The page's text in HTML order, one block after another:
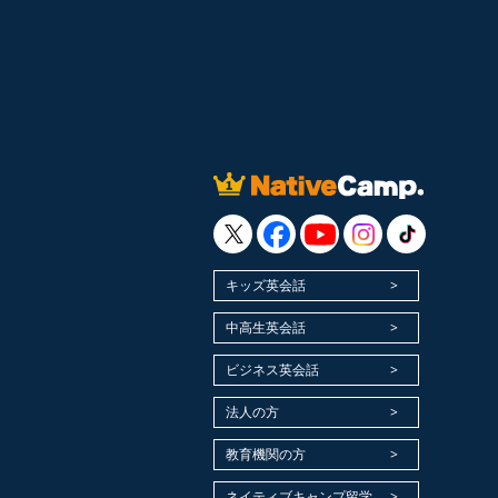
キッズ英会話
中高生英会話
ビジネス英会話
法人の方
教育機関の方